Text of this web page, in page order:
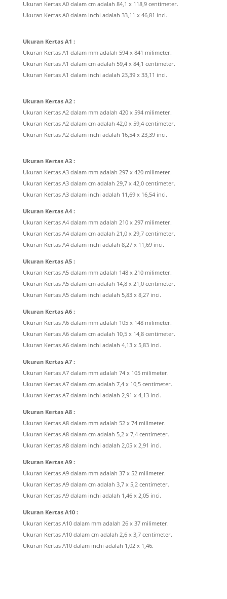
Ukuran Kertas A0 dalam cm adalah 84,1 x 118,9 centimeter.
Ukuran Kertas A0 dalam inchi adalah 33,11 x 46,81 inci.
Ukuran Kertas A1 :
Ukuran Kertas A1 dalam mm adalah 594 x 841 milimeter.
Ukuran Kertas A1 dalam cm adalah 59,4 x 84,1 centimeter.
Ukuran Kertas A1 dalam inchi adalah 23,39 x 33,11 inci.
Ukuran Kertas A2 :
Ukuran Kertas A2 dalam mm adalah 420 x 594 milimeter.
Ukuran Kertas A2 dalam cm adalah 42,0 x 59,4 centimeter.
Ukuran Kertas A2 dalam inchi adalah 16,54 x 23,39 inci.
Ukuran Kertas A3 :
Ukuran Kertas A3 dalam mm adalah 297 x 420 milimeter.
Ukuran Kertas A3 dalam cm adalah 29,7 x 42,0 centimeter.
Ukuran Kertas A3 dalam inchi adalah 11,69 x 16,54 inci.
Ukuran Kertas A4 :
Ukuran Kertas A4 dalam mm adalah 210 x 297 milimeter.
Ukuran Kertas A4 dalam cm adalah 21,0 x 29,7 centimeter.
Ukuran Kertas A4 dalam inchi adalah 8,27 x 11,69 inci.
Ukuran Kertas A5 :
Ukuran Kertas A5 dalam mm adalah 148 x 210 milimeter.
Ukuran Kertas A5 dalam cm adalah 14,8 x 21,0 centimeter.
Ukuran Kertas A5 dalam inchi adalah 5,83 x 8,27 inci.
Ukuran Kertas A6 :
Ukuran Kertas A6 dalam mm adalah 105 x 148 milimeter.
Ukuran Kertas A6 dalam cm adalah 10,5 x 14,8 centimeter.
Ukuran Kertas A6 dalam inchi adalah 4,13 x 5,83 inci.
Ukuran Kertas A7 :
Ukuran Kertas A7 dalam mm adalah 74 x 105 milimeter.
Ukuran Kertas A7 dalam cm adalah 7,4 x 10,5 centimeter.
Ukuran Kertas A7 dalam inchi adalah 2,91 x 4,13 inci.
Ukuran Kertas A8 :
Ukuran Kertas A8 dalam mm adalah 52 x 74 milimeter.
Ukuran Kertas A8 dalam cm adalah 5,2 x 7,4 centimeter.
Ukuran Kertas A8 dalam inchi adalah 2,05 x 2,91 inci.
Ukuran Kertas A9 :
Ukuran Kertas A9 dalam mm adalah 37 x 52 milimeter.
Ukuran Kertas A9 dalam cm adalah 3,7 x 5,2 centimeter.
Ukuran Kertas A9 dalam inchi adalah 1,46 x 2,05 inci.
Ukuran Kertas A10 :
Ukuran Kertas A10 dalam mm adalah 26 x 37 milimeter.
Ukuran Kertas A10 dalam cm adalah 2,6 x 3,7 centimeter.
Ukuran Kertas A10 dalam inchi adalah 1,02 x 1,46.